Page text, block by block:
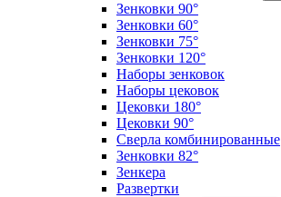
Зенковки 90°
Зенковки 60°
Зенковки 75°
Зенковки 120°
Наборы зенковок
Наборы цековок
Цековки 180°
Цековки 90°
Сверла комбинированные
Зенковки 82°
Зенкера
Развертки